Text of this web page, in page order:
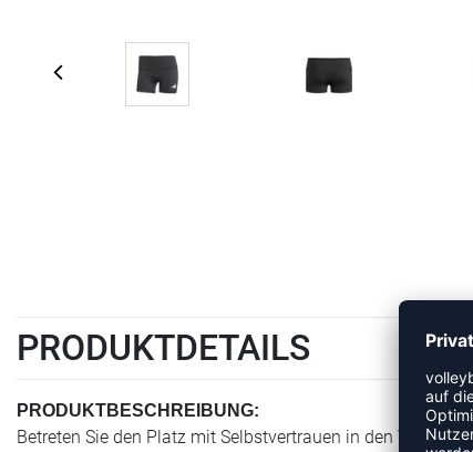
PRODUKTDETAILS
PRODUKTBESCHREIBUNG:
Betreten Sie den Platz mit Selbstvertrauen in den